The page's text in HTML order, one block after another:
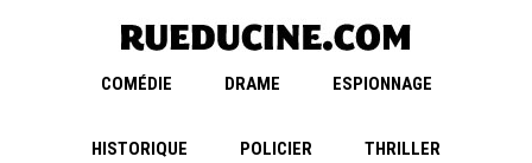
COMÉDIE DRAME ESPIONNAGE
HISTORIQUE POLICIER THRILLER